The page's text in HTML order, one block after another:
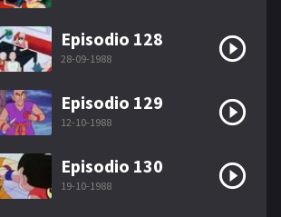
Episodio 128
28-09-1988
Episodio 129
12-10-1988
Episodio 130
19-10-1988